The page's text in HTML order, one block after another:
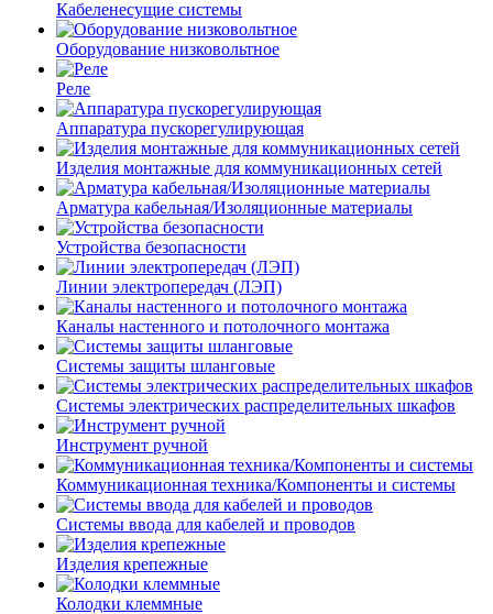
Кабеленесущие системы
Оборудование низковольтное
Реле
Аппаратура пускорегулирующая
Изделия монтажные для коммуникационных сетей
Арматура кабельная/Изоляционные материалы
Устройства безопасности
Линии электропередач (ЛЭП)
Каналы настенного и потолочного монтажа
Системы защиты шланговые
Системы электрических распределительных шкафов
Инструмент ручной
Коммуникационная техника/Компоненты и системы
Системы ввода для кабелей и проводов
Изделия крепежные
Колодки клеммные